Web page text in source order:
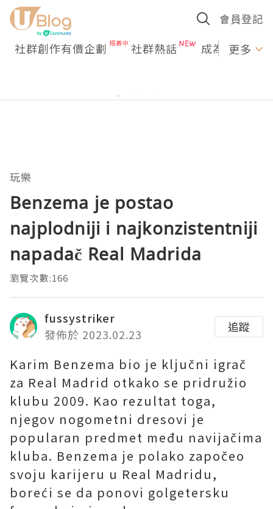
會員登記
社群創作有價企劃 社群熱話 成為U更多
玩樂
Benzema je postao
najplodniji i najkonzistentniji
napadač Real Madrida
瀏覽次數:166
fussystriker
發佈於 2023.02.23
追蹤
Karim Benzema bio je ključni igrač
za Real Madrid otkako se pridružio
klubu 2009. Kao rezultat toga,
njegov nogometni dresovi je
popularan predmet među navijačima
kluba. Benzema je polako započeo
svoju karijeru u Real Madridu,
boreći se da ponovi golgetersku